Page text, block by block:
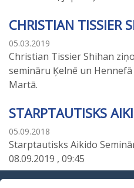
CHRISTIAN TISSIER
05.03.2019
Christian Tissier Shihan
semināru Ķelnē un Hennefā
Martā.
STARPTAUTISKS
05.09.2018
Starptautisks Aikido
08.09.2019 , 09:45